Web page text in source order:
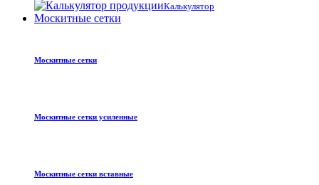
Калькулятор
Москитные сетки
Москитные сетки
Москитные сетки усиленные
Москитные сетки вставные